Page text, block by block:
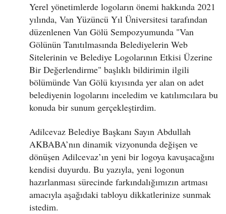
Yerel yönetimlerde logoların önemi hakkında 2021
yılında, Van Yüzüncü Yıl Üniversitesi tarafından
düzenlenen Van Gölü Sempozyumunda "Van
Gölünün Tanıtılmasında Belediyelerin Web
Sitelerinin ve Belediye Logolarının Etkisi Üzerine
Bir Değerlendirme" başlıklı bildirimin ilgili
bölümünde Van Gölü kıyısında yer alan on adet
belediyenin logolarını inceledim ve katılımcılara bu
konuda bir sunum gerçekleştirdim.
Adilcevaz Belediye Başkanı Sayın Abdullah
AKBABA’nın dinamik vizyonunda değişen ve
dönüşen Adilcevaz’ın yeni bir logoya kavuşacağını
kendisi duyurdu. Bu yazıyla, yeni logonun
hazırlanması sürecinde farkındalığımızın artması
amacıyla aşağıdaki tabloyu dikkatlerinize sunmak
istedim.